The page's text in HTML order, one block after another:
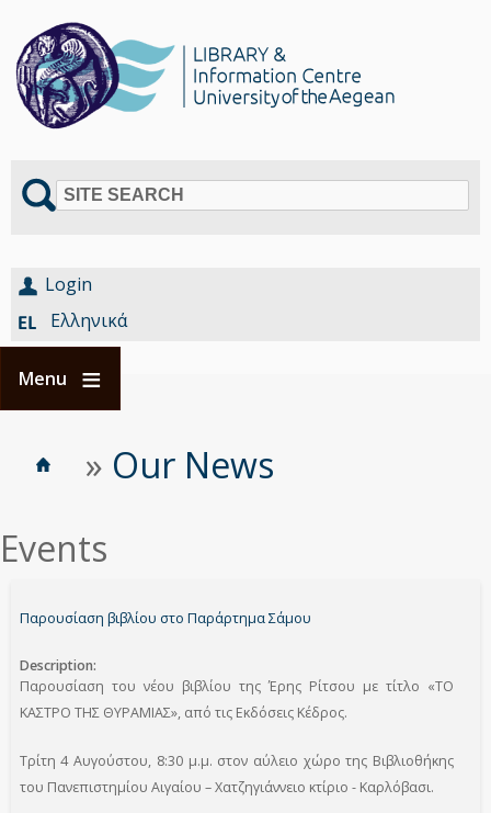
SITE SEARCH
Login
Ελληνικά
Menu
Breadcrumbs
Είστε
» Our News
Events
Παρουσίαση βιβλίου στο Παράρτημα Σάμου
Description
Παρουσίαση του νέου βιβλίου της Έρης Ρίτσου με τίτλο «ΤΟ
ΚΑΣΤΡΟ ΤΗΣ ΘΥΡΑΜΙΑΣ», από τις Εκδόσεις Κέδρος.
Τρίτη 4 Αυγούστου, 8:30 μ.μ. στον αύλειο χώρο της Βιβλιοθήκης
του Πανεπιστημίου Αιγαίου – Χατζηγιάννειο κτίριο - Καρλόβασι.